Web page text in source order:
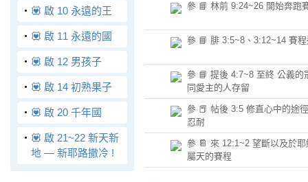
‧ 💟 啟 10 永遠的王
‧ 💟 啟 11 永遠的國
‧ 💟 啟 12 男孩子
‧ 💟 啟 14 初熟果子
‧ 💟 啟 20 千年國
‧ 💟 啟 21~22 新天新
地 — 新耶路撒冷 !
參 📘 林前 9:24~26 開始奔跑
參 📘 腓 3:5~8、3:12~14 賽
參 📘 提後 4:7~8 至終 公義的
同愛主的人存留
參 📕 帖後 3:5 修直心中的途
忍耐
參 📔 來 12:1~2 望斷以及於耶
屬天的賽程